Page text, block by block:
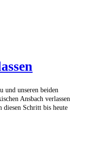
und unseren beiden
Ansbach verlassen
diesen Schritt bis heute